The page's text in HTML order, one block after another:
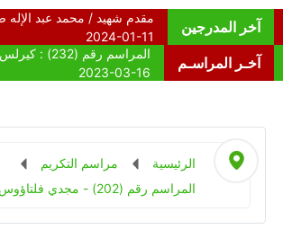
آخر المدرجين
آخـر المراسـم
الرئيسية
مراسم التكريم
المراسم رقم (202) - مجدي فلتاؤوس غبريال